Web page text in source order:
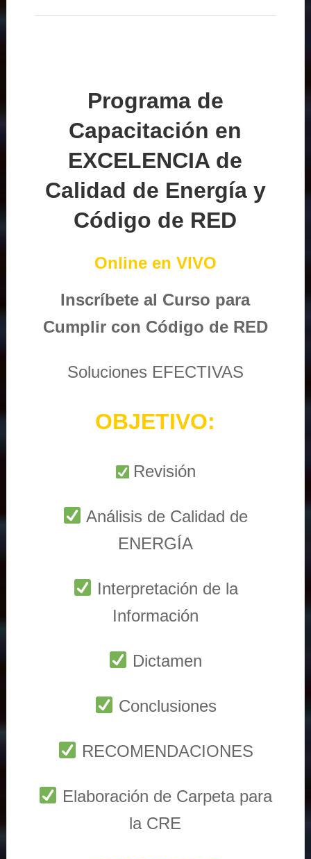
Programa de
Capacitación en
EXCELENCIA de
Calidad de Energía y
Código de RED
Online en VIVO
Inscríbete al Curso para
Cumplir con Código de RED
Soluciones EFECTIVAS
OBJETIVO:
Revisión
Análisis de Calidad de
ENERGÍA
Interpretación de la
Información
Dictamen
Conclusiones
RECOMENDACIONES
Elaboración de Carpeta para
la CRE